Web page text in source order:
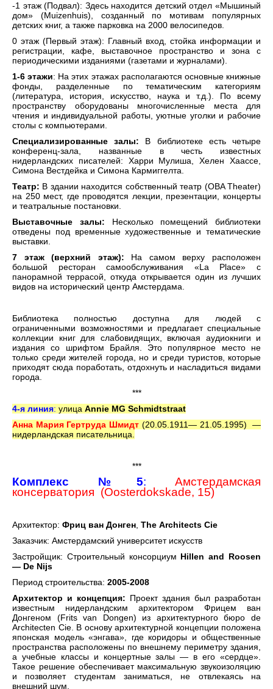
-1 этаж (Подвал): Здесь находится детский отдел «Мышиный
дом» (Muizenhuis), созданный по мотивам популярных
детских книг, а также парковка на 2000 велосипедов.
0 этаж (Первый этаж): Главный вход, стойка информации и
регистрации, кафе, выставочное пространство и зона с
периодическими изданиями (газетами и журналами).
1-6 этажи: На этих этажах располагаются основные книжные
фонды, разделенные по тематическим категориям
(литература, история, искусство, наука и т.д.). По всему
пространству оборудованы многочисленные места для
чтения и индивидуальной работы, уютные уголки и рабочие
столы с компьютерами.
Специализированные залы: В библиотеке есть четыре
конференц-зала, названные в честь известных
нидерландских писателей: Харри Мулиша, Хелен Хаассе,
Симона Вестдейка и Симона Кармиггелта.
Театр: В здании находится собственный театр (OBA Theater)
на 250 мест, где проводятся лекции, презентации, концерты
и театральные постановки.
Выставочные залы: Несколько помещений библиотеки
отведены под временные художественные и тематические
выставки.
7 этаж (верхний этаж): На самом верху расположен
большой ресторан самообслуживания «La Place» с
панорамной террасой, откуда открывается один из лучших
видов на исторический центр Амстердама.
Библиотека полностью доступна для людей с
ограниченными возможностями и предлагает специальные
коллекции книг для слабовидящих, включая аудиокниги и
издания со шрифтом Брайля. Это популярное место не
только среди жителей города, но и среди туристов, которые
приходят сюда поработать, отдохнуть и насладиться видами
города.
***
4-я линия: улица Annie MG Schmidtstraat
Анна Мария Гертруда Шмидт (20.05.1911— 21.05.1995) —
нидерландская писательница.
***
Комплекс №5:
Амстердамская
консерватория (Oosterdokskade, 15)
Архитектор: Фриц ван Донген, The Architects Cie
Заказчик: Амстердамский университет искусств
Застройщик: Строительный консорциум Hillen and Roosen
— De Nijs
Период строительства: 2005-2008
Архитектор и концепция: Проект здания был разработан
известным нидерландским архитектором Фрицем ван
Донгеном (Frits van Dongen) из архитектурного бюро de
Architecten Cie. В основу архитектурной концепции положена
японская модель «энгава», где коридоры и общественные
пространства расположены по внешнему периметру здания,
а учебные классы и концертные залы — в его «сердце».
Такое решение обеспечивает максимальную звукоизоляцию
и позволяет студентам заниматься, не отвлекаясь на
внешний шум.